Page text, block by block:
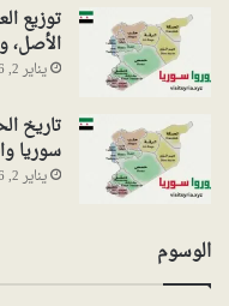
توزيع
الأصل،
يناير 2, 2026
تاريخ
سوريا
يناير 2, 2026
الوسوم